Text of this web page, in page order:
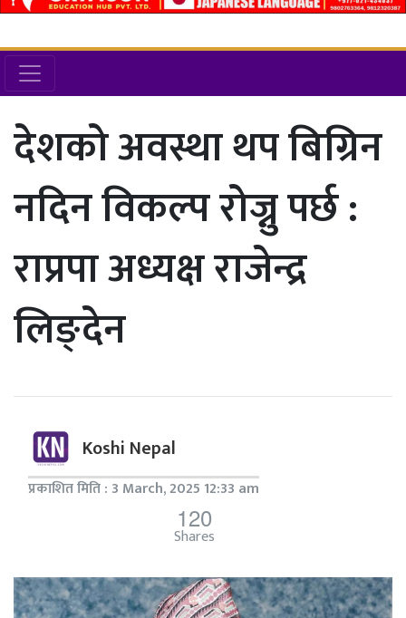
देशको अवस्था थप बिग्रिन
नदिन विकल्प रोज्नु पर्छ :
राप्रपा अध्यक्ष राजेन्द्र
लिङ्देन
Koshi Nepal
प्रकाशित मिति : 3 March, 2025 12:33 am
120
Shares